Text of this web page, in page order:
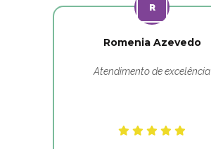
Romenia Azevedo
Atendimento de excelência